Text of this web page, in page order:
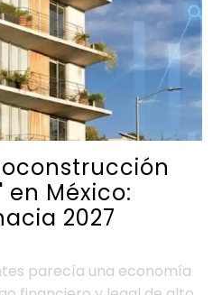
México:
2027
parecía una economía